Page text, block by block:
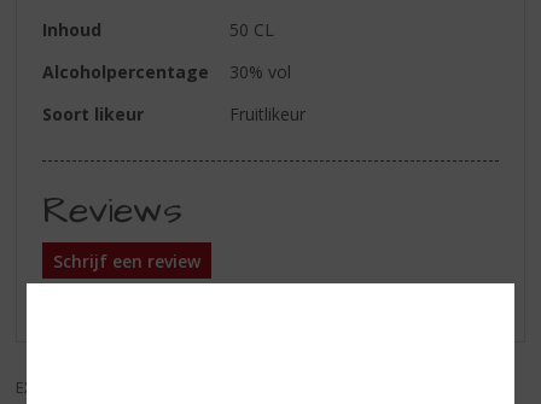
Inhoud
50 CL
Alcoholpercentage
30% vol
Soort likeur
Fruitlikeur
Reviews
Schrijf een review
EXCL. BTW